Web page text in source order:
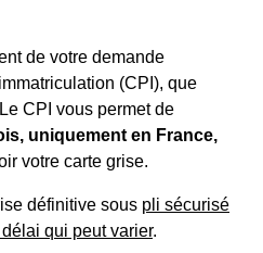
de votre demande
(CPI), que
CPI vous permet de
uniquement en France,
votre carte grise.
définitive sous pli sécurisé
délai qui peut varier.